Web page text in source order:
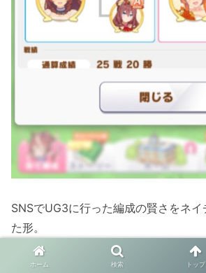
SNSでUG3に行った編成の賢さをネ
た形。
ただ、やはり賢さに関しては火力不
短距離では通用しそうなステータスに
ホーム 検索 トップ